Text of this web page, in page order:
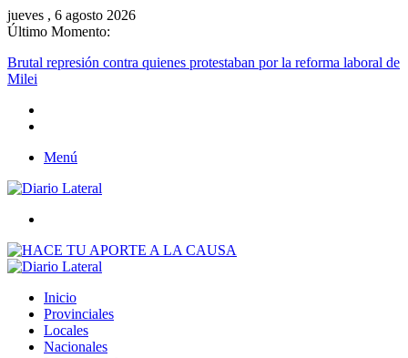
jueves , 6 agosto 2026
Último Momento:
Brutal represión contra quienes protestaban por la reforma laboral de
Milei
Menú
Inicio
Provinciales
Locales
Nacionales